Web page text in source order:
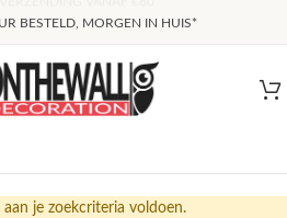
BESTELD, MORGEN IN HUIS*
je zoekcriteria voldoen.